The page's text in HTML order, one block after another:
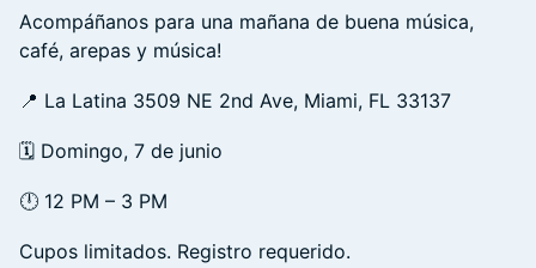
Acompáñanos para una mañana de buena música,
café, arepas y música!
📍 La Latina 3509 NE 2nd Ave, Miami, FL 33137
🗓️ Domingo, 7 de junio
🕛 12 PM – 3 PM
Cupos limitados. Registro requerido.